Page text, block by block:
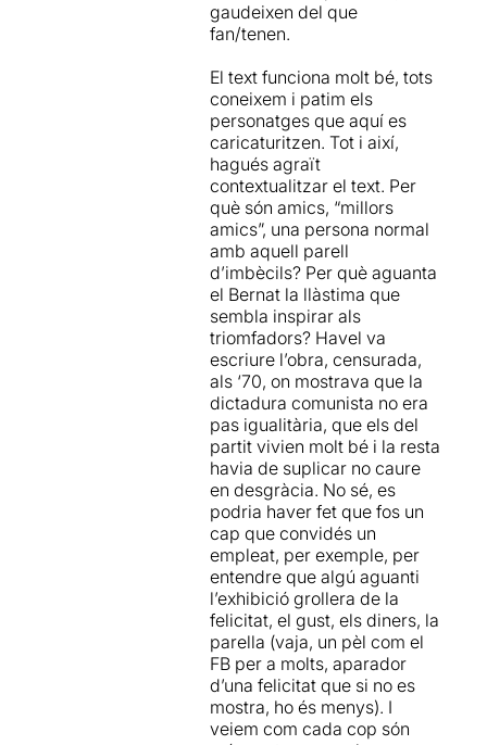
clarificador. Hem sortit del
teatre sense entendre
(excel·lent el treball
d'Alberto Díaz) que aguanta
estoicament el que li diuen,
els atacs a la seva forma de
vida, a la seva feina, a la
seva relació de parella, a la
seva no paternitat.
A nosaltres ens ha faltat
alguna peça en el ritme que
ens ha deixat sincerament
desencisats davant el
resultat. Malgrat que les
interpretacions ens han
agradat en general, l'obra
no ens ha interessat
massa, potser perquè el que
intenta mostrar al cap de 10
minuts de començar ja està
tot explicat.... el text és
gairebé inexistenti surts del
Teatre, pensant que potser
no paga la pena sortir de
casa per veure una proposta
que te una durada de 3/4
d'hora.
Si desitgeu llegir la crítica
sencera, només heu de
clicarAQUÍ
gaudeixen del que
fan/tenen.
El text funciona molt bé, tots
coneixem i patim els
personatges que aquí es
caricaturitzen. Tot i així,
hagués agraït
contextualitzar el text. Per
què són amics, “millors
amics”, una persona normal
amb aquell parell
d’imbècils? Per què aguanta
el Bernat la llàstima que
sembla inspirar als
triomfadors? Havel va
escriure l’obra, censurada,
als ‘70, on mostrava que la
dictadura comunista no era
pas igualitària, que els del
partit vivien molt bé i la resta
havia de suplicar no caure
en desgràcia. No sé, es
podria haver fet que fos un
cap que convidés un
empleat, per exemple, per
entendre que algú aguanti
l’exhibició grollera de la
felicitat, el gust, els diners, la
parella (vaja, un pèl com el
FB per a molts, aparador
d’una felicitat que si no es
mostra, ho és menys). I
veiem com cada cop són